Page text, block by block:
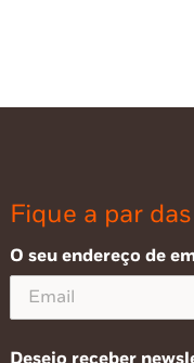
Fique a par
O seu endereço de